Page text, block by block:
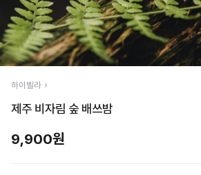
하이벨라
제주 비자림 숲 배쓰밤
9,900원